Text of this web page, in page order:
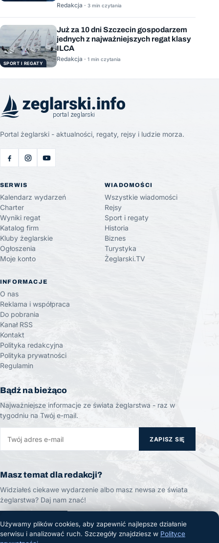
Redakcja · 3 min czytania
SPORT I REGATY
Już za 10 dni Szczecin gospodarzem
jednych z najważniejszych regat klasy
ILCA
Redakcja · 1 min czytania
Portal żeglarski - aktualności, regaty, rejsy i ludzie morza.
SERWIS
Kalendarz wydarzeń
Charter
Wyniki regat
Katalog firm
Kluby żeglarskie
Ogłoszenia
Moje konto
WIADOMOŚCI
Wszystkie wiadomości
Rejsy
Sport i regaty
Historia
Biznes
Turystyka
Żeglarski.TV
INFORMACJE
O nas
Reklama i współpraca
Do pobrania
Kanał RSS
Kontakt
Polityka redakcyjna
Polityka prywatności
Regulamin
Bądź na bieżąco
Najważniejsze informacje ze świata żeglarstwa - raz w
tygodniu na Twój e-mail.
ZAPISZ SIĘ
Masz temat dla redakcji?
Widziałeś ciekawe wydarzenie albo masz newsa ze świata
żeglarstwa? Daj nam znać!
ZGŁOŚ TEMAT
Używamy plików cookies, aby zapewnić najlepsze działanie
serwisu i analizować ruch. Szczegóły znajdziesz w Polityce